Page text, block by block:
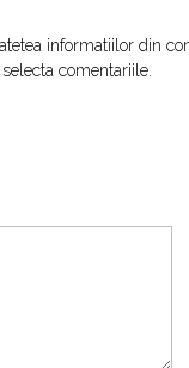
informatiilor din
comentariile.